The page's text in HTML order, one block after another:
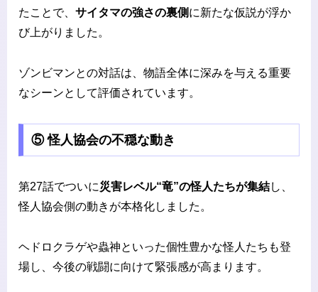
たことで、 サイタマの強さの裏側 に新たな仮説が浮か
び上がりました。
ゾンビマンとの対話は、物語全体に深みを与える重要
なシーンとして評価されています。
⑤ 怪人協会の不穏な動き
第27話でついに災害レベル“竜”の怪人たちが集結し、
怪人協会側の動きが本格化しました。
ヘドロクラゲや蟲神といった個性豊かな怪人たちも登
場し、今後の戦闘に向けて緊張感が高まります。